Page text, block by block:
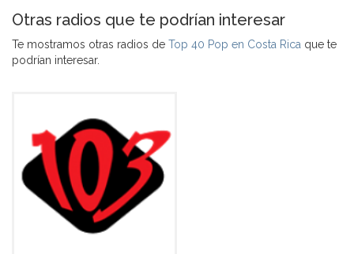
Otras radios que te podrían interesar
Te mostramos otras radios de Top 40 Pop en Costa Rica que te
podrían interesar.